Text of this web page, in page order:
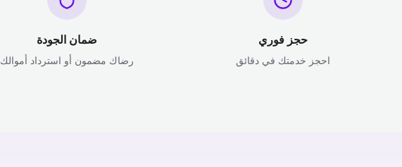
حجز فوري
احجز خدمتك في دقائق
ضمان الجودة
رضاك مضمون أو استرداد أموالك